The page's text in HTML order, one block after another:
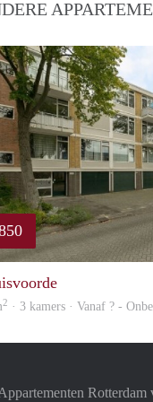
2 · 3 kamers · Vanaf ? -